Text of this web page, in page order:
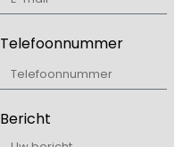
Telefoonnummer
Bericht